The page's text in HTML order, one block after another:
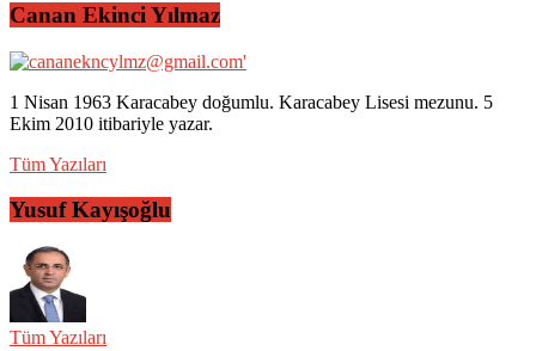
Canan Ekinci Yılmaz
1 Nisan 1963 Karacabey doğumlu. Karacabey Lisesi mezunu. 5
Ekim 2010 itibariyle yazar.
Tüm Yazıları
Yusuf Kayışoğlu
Tüm Yazıları